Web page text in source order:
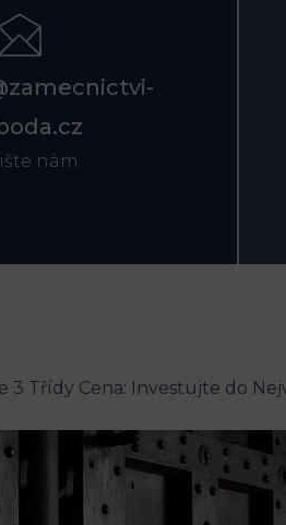
nám
3 Třídy Cena: Investujte do